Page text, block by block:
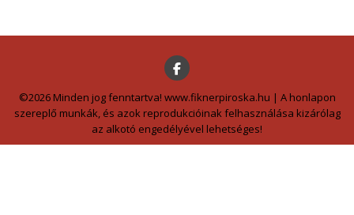
©2026 Minden jog fenntartva! www.fiknerpiroska.hu | A honlapon
szereplő munkák, és azok reprodukcióinak felhasználása kizárólag
az alkotó engedélyével lehetséges!